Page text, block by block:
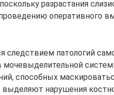
разрастания
оперативного
следствием патологий
мочевыделительной
способных
выделяют нарушения